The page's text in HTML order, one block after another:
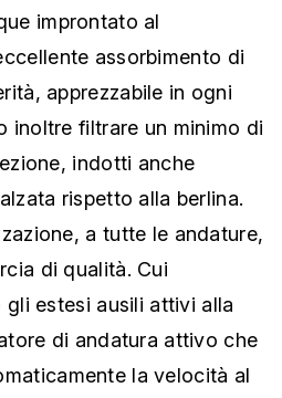
improntato al
assorbimento di
apprezzabile in ogni
inoltre filtrare un minimo di
indotti anche
rispetto alla berlina.
a tutte le andature,
di qualità. Cui
gli estesi ausili attivi alla
di andatura attivo che
la velocità al